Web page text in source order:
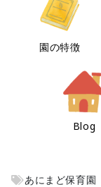
園の特徴
Blog
あにまど保育園